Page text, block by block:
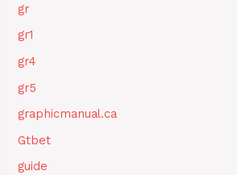
gr
gr1
gr4
gr5
graphicmanual.ca
Gtbet
guide